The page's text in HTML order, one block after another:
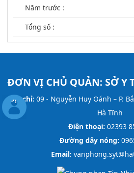
Năm trước :
Tổng số :
ĐƠN VỊ CHỦ QUẢN: SỞ Y
Địa chỉ: 09 - Nguyễn Huy Oánh – P.
Hà Tĩnh
Điện thoại: 02393
Đường dây nóng:
Email: